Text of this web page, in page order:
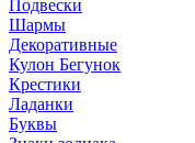
Подвески
Шармы
Декоративные
Кулон Бегунок
Крестики
Ладанки
Буквы